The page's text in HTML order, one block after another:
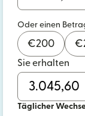
Oder einen
€200 €
Sie erhalten
Täglicher